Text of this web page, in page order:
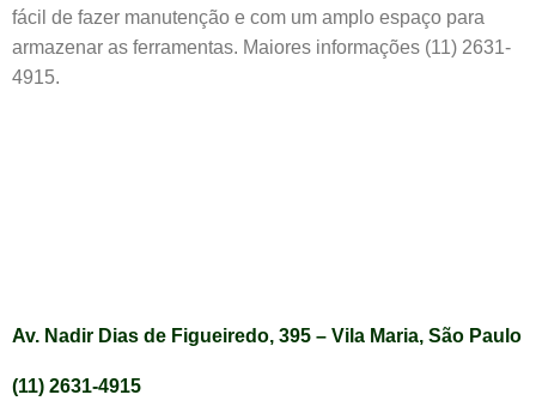
fácil de fazer manutenção e com um amplo espaço para
armazenar as ferramentas. Maiores informações (11) 2631-
4915.
Av. Nadir Dias de Figueiredo, 395 – Vila Maria, São Paulo
(11) 2631-4915